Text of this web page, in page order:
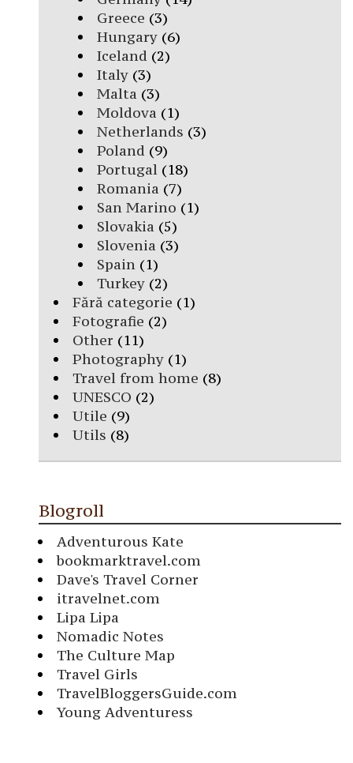
Greece (3)
Hungary(6)
Iceland (2)
Italy(3)
Malta (3)
Moldova (1)
Netherlands (3)
Poland (9)
Portugal(18)
Romania (7)
San Marino (1)
Slovakia (5)
Slovenia (3)
Spain(1)
Turkey(2)
Fără categorie (1)
Fotografie (2)
Other (11)
Photography (1)
Travel from home (8)
UNESCO (2)
Utile (9)
Utils (8)
Blogroll
Adventurous Kate
bookmarktravel.com
Dave's Travel Corner
itravelnet.com
Lipa Lipa
Nomadic Notes
The Culture Map
Travel Girls
TravelBloggersGuide.com
Young Adventuress